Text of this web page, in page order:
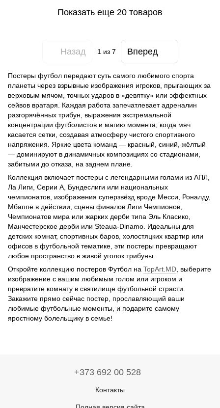
Показать еще 20 товаров
Назад 1 из 7 Вперед
Постеры футбол передают суть самого любимого спорта
планеты через взрывные изображения игроков, прыгающих за
верховым мячом, точных ударов в «девятку» или эффектных
сейвов вратаря. Каждая работа запечатлевает адреналин
разгорячённых трибун, выражения экстремальной
концентрации футболистов и магию момента, когда мяч
касается сетки, создавая атмосферу чистого спортивного
напряжения. Яркие цвета команд — красный, синий, жёлтый
— доминируют в динамичных композициях со стадионами,
забитыми до отказа, на заднем плане.
Коллекция включает постеры с легендарными голами из АПЛ,
Ла Лиги, Серии А, Бундеслиги или национальных
чемпионатов, изображения суперзвёзд вроде Месси, Роналду,
Мбаппе в действии, сцены финалов Лиги Чемпионов,
Чемпионатов мира или жарких дерби типа Эль Класико,
Манчестерское дерби или Steaua-Dinamo. Идеальны для
детских комнат, спортивных баров, холостяцких квартир или
офисов в футбольной тематике, эти постеры превращают
любое пространство в живой уголок трибуны.
Откройте коллекцию постеров Футбол на TopArt.MD , выберите
изображение с вашим любимым голом или игроком и
превратите комнату в святилище футбольной страсти.
Закажите прямо сейчас постер, прославляющий ваши
любимые футбольные моменты, и подарите самому
яростному болельщику в семье!
+373 692 00 528
Контакты